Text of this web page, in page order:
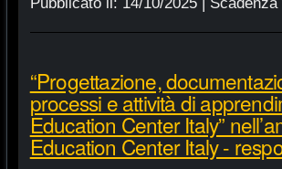
“Progettazione,
processi e attività di
Education Center Italy”
Education Center Italy -